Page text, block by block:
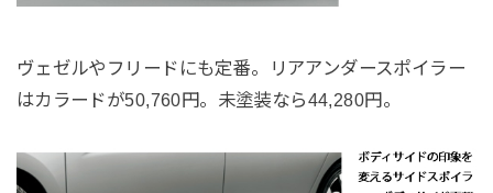
ヴェゼルやフリードにも定番。リアアンダースポイラー
はカラードが50,760円。未塗装なら44,280円。